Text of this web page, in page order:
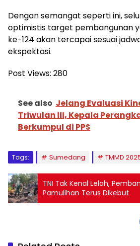
Dengan semangat seperti ini,
optimistis target pembangunan
ke-124 akan tercapai sesuai
ekspektasi.
Post Views: 280
See also Jelang Evaluasi
Triwulan III, Kepala
Berkumpul di PPS
Tags: Sumedang TMMD
TNI Tak Kenal Lelah,
Pamulihan Terus Dikebut